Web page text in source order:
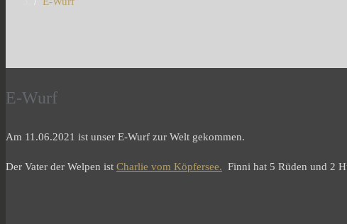
E-Wurf
Am 11.06.2021 ist unser E-Wurf zur Welt gekommen.
Der Vater der Welpen ist Charlie vom Köpfersee. Finni hat 5 Rüden und 2